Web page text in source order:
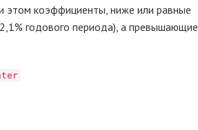
коэффициенты, ниже или равные
годового периода), а превышающие